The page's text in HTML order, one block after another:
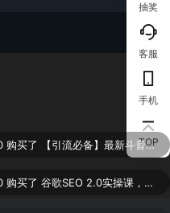
抽奖
客服
手机
TOP
购买了 【引流必备】最新斗音全功能全自动引流脚本，解放双手自动引流精准粉
购买了